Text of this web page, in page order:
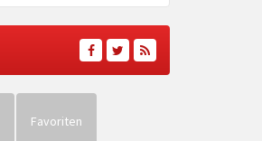
Favoriten